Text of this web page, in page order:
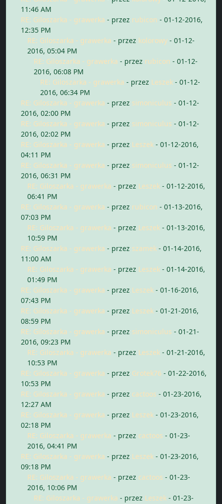
11:46 AM
RE: Giloszarka - grawerka - przez rubicon - 01-12-2016,
12:35 PM
RE: Giloszarka - grawerka - przez kolorowy - 01-12-
2016, 05:04 PM
RE: Giloszarka - grawerka - przez rubicon - 01-12-
2016, 06:08 PM
RE: Giloszarka - grawerka - przez Leszek - 01-12-
2016, 06:34 PM
RE: Giloszarka - grawerka - przez simoniculus - 01-12-
2016, 02:00 PM
RE: Giloszarka - grawerka - przez simoniculus - 01-12-
2016, 02:02 PM
RE: Giloszarka - grawerka - przez Leszek - 01-12-2016,
04:11 PM
RE: Giloszarka - grawerka - przez simoniculus - 01-12-
2016, 06:31 PM
RE: Giloszarka - grawerka - przez Leszek - 01-12-2016,
06:41 PM
RE: Giloszarka - grawerka - przez rubicon - 01-13-2016,
07:03 PM
RE: Giloszarka - grawerka - przez Leszek - 01-13-2016,
10:59 PM
RE: Giloszarka - grawerka - przez szamek - 01-14-2016,
11:00 AM
RE: Giloszarka - grawerka - przez Leszek - 01-14-2016,
01:49 PM
RE: Giloszarka - grawerka - przez Leszek - 01-16-2016,
07:43 PM
RE: Giloszarka - grawerka - przez Leszek - 01-21-2016,
08:59 PM
RE: Giloszarka - grawerka - przez simoniculus - 01-21-
2016, 09:23 PM
RE: Giloszarka - grawerka - przez Leszek - 01-21-2016,
10:53 PM
RE: Giloszarka - grawerka - przez Grotek76 - 01-22-2016,
10:53 PM
RE: Giloszarka - grawerka - przez cactoos - 01-23-2016,
12:27 AM
RE: Giloszarka - grawerka - przez Leszek - 01-23-2016,
02:18 PM
RE: Giloszarka - grawerka - przez cactoos - 01-23-
2016, 04:41 PM
RE: Giloszarka - grawerka - przez Leszek - 01-23-2016,
09:18 PM
RE: Giloszarka - grawerka - przez cactoos - 01-23-
2016, 10:06 PM
RE: Giloszarka - grawerka - przez Leszek - 01-23-